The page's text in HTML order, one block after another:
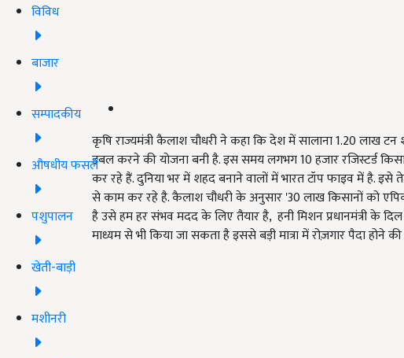
विविध
बाजार
सम्पादकीय
औषधीय फसलें
पशुपालन
खेती-बाड़ी
मशीनरी
कृषि राज्यमंत्री कैलाश चौधरी ने कहा कि देश में सालाना 1.20 लाख
डबल करने की योजना बनी है. इस समय लगभग 10 हजार रजिस्टर्ड
कर रहे हैं. दुनिया भर में शहद बनाने वालों में भारत टॉप फाइव में है.
से काम कर रहे है. कैलाश चौधरी के अनुसार '30 लाख किसानों को
है उसे हम हर संभव मदद के लिए तैयार है, हनी मिशन प्रधानमंत्री के
माध्यम से भी किया जा सकता है इससे बड़ी मात्रा में रोज़गार पैदा होने की